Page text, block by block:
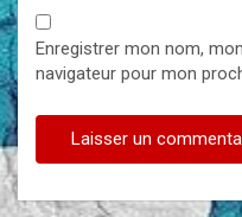
Enregistrer mon nom,
navigateur pour mon